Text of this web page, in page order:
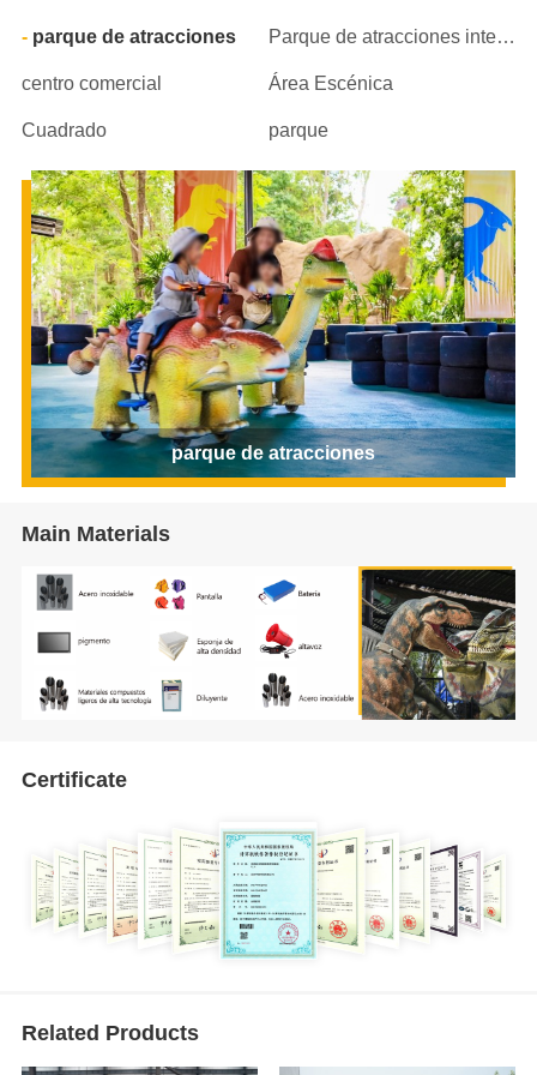
parque de atracciones Parque de atracciones interior
centro comercial Área Escénica
Cuadrado parque
parque de atracciones
Main Materials
Certificate
Related Products